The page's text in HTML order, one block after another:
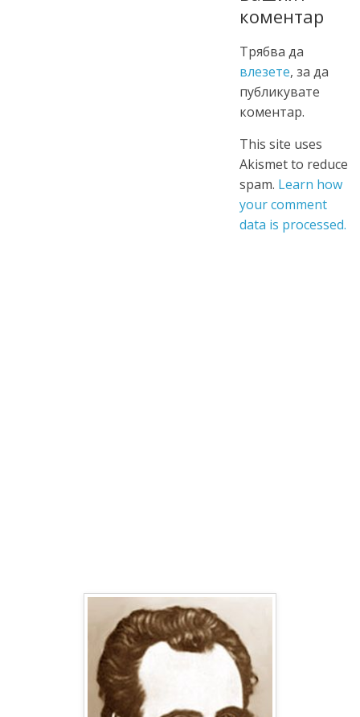
коментар
Трябва да
влезете, за да
публикувате
коментар.
This site uses
Akismet to reduce
spam. Learn how
your comment
data is processed.